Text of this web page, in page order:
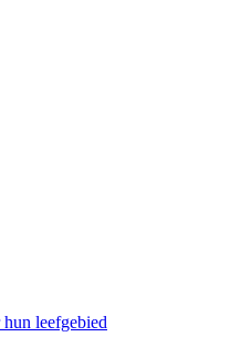
leefgebied